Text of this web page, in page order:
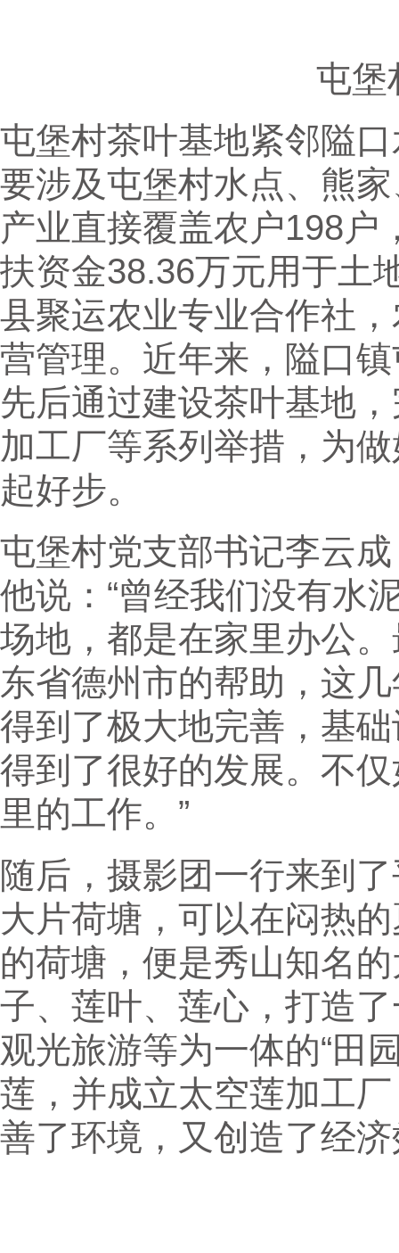
屯堡
屯堡村茶叶基地紧邻隘
要涉及屯堡村水点、熊
产业直接覆盖农户198户
扶资金38.36万元用于土
县聚运农业专业合作社
营管理。近年来，隘口
先后通过建设茶叶基地
加工厂等系列举措，为
起好步。
屯堡村党支部书记李云
他说：“曾经我们没有水
场地，都是在家里办公
东省德州市的帮助，这
得到了极大地完善，基
得到了很好的发展。不
里的工作。”
随后，摄影团一行来到
大片荷塘，可以在闷热
的荷塘，便是秀山知名
子、莲叶、莲心，打造
观光旅游等为一体的“田
莲，并成立太空莲加工
善了环境，又创造了经